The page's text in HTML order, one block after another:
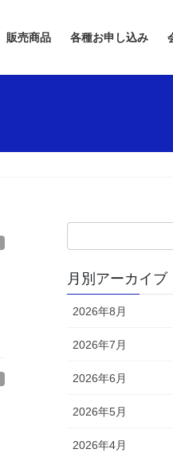
販売商品 各種お申し込み
月別アーカイブ
2026年8月
2026年7月
2026年6月
2026年5月
2026年4月